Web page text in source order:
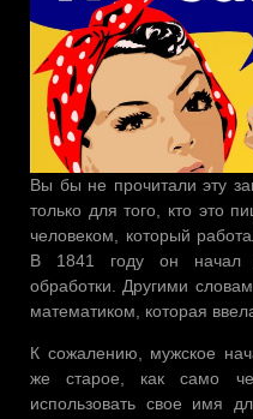
Вы бы не прочитали эту
только для того, кто это
человеком, который
В 1841 году он начал
обработки. Другими
математиком, которая
К сожалению, мужское
же старое, как само
использовать свое имя